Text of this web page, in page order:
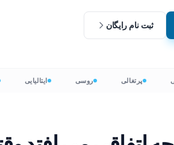
انگلیسی به اردو
ثبت نام رایگان
عربی پرتغالی روسی ایتالیایی